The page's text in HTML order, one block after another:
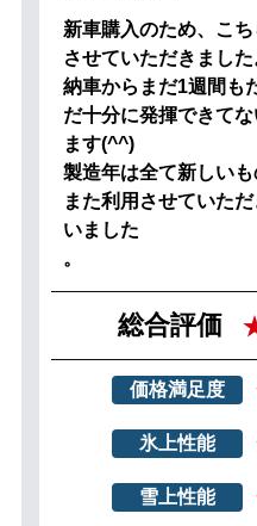
新車購入のため、こ
させていただきました
納車からまだ1週間も
だ十分に発揮できて
ます(^^)
製造年は全て新しいも
また利用させていた
いました
。
総合評価
価格満足度
氷上性能
雪上性能